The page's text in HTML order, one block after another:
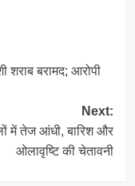
शराब बरामद; आरोपी
Next:
में तेज आंधी, बारिश और
ओलावृष्टि की चेतावनी